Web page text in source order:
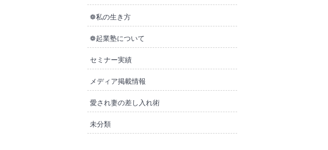
❁私の生き方
❁起業塾について
セミナー実績
メディア掲載情報
愛され妻の差し入れ術
未分類